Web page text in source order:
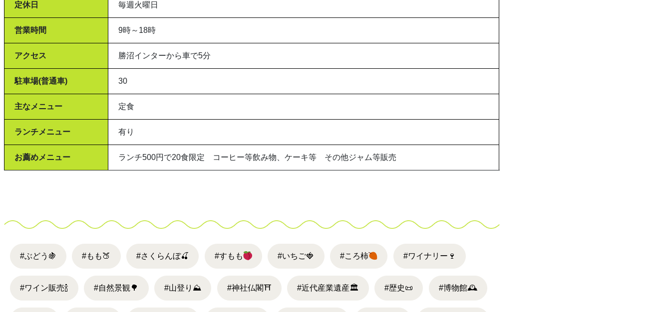
定休日 毎週火曜日
営業時間 9時～18時
アクセス 勝沼インターから車で5分
駐車場(普通車) 30
主なメニュー 定食
ランチメニュー 有り
お薦めメニュー ランチ500円で20食限定 コーヒー等飲み物、ケーキ等 その他ジャム等販売
#ぶどう 🍇 #もも🍑 #さくらんぼ🍒 #すもも #いちご🍓 #ころ柿 #ワイナリー 🍷
#ワイン販売🍾 #自然景観🌳 #山登り ⛰ #神社仏閣⛩ #近代産業遺産🏛 #歴史📜 #博物館🕰